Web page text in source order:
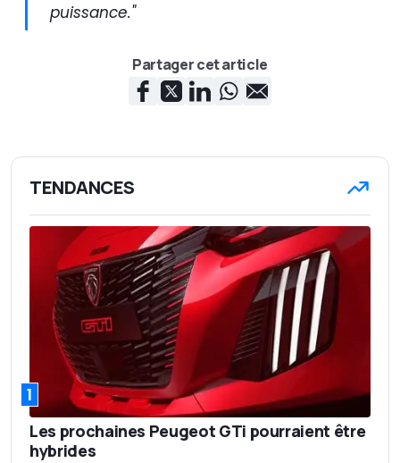
puissance."
Partager cet article
TENDANCES
1
Les prochaines Peugeot GTi pourraient être
hybrides